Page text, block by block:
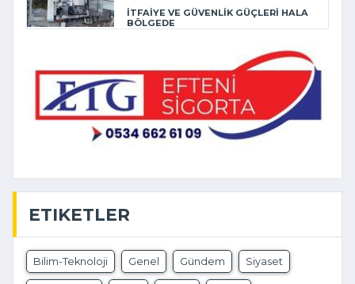
İTFAİYE VE GÜVENLİK GÜÇLERİ HALA
BÖLGEDE
ETIKETLER
Bilim-Teknoloji Genel Gündem Siyaset